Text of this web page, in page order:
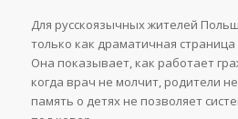
Для русскоязычных жителей
только как драматичная
Она показывает, как работает
когда врач не молчит, родители
память о детях не позволяет